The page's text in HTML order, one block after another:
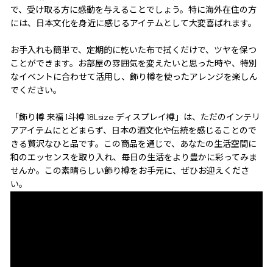
で、受け取る方に感動を与えることでしょう。特に海外在住の方
には、日本文化を身近に感じるアイテムとして大変喜ばれます。
お手入れも簡単で、定期的に乾いた布で拭くだけで、ツヤを保つ
ことができます。お部屋の雰囲気を変えたいと思った時や、特別
なイベントに合わせて活用し、飾り樽を使ったアレンジを楽しん
でください。
「飾り樽 来福 1斗樽 18Lsize ディスプレイ樽」は、ただのインテリ
アアイテムにとどまらず、日本の酒文化や伝統を感じることので
きる贅沢なひと品です。この商品を通じで、あなたの生活空間に
和のエッセンスを取り入れ、毎日の生活をより豊かに彩ってみま
せんか。この素晴らしい飾り樽をお手元に、ぜひお迎えくださ
い。